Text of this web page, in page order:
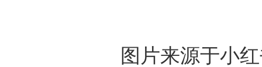
图片来源于小